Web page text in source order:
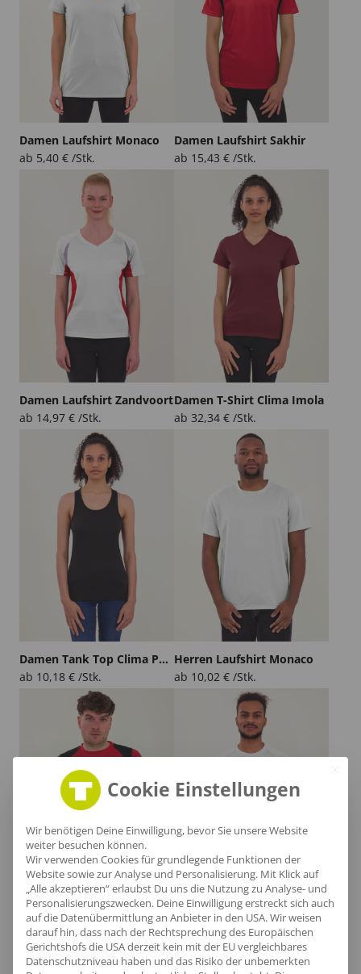
Damen Laufshirt Monaco
ab 5,40 € /Stk.
Damen Laufshirt Sakhir
ab 15,43 € /Stk.
Damen Laufshirt Zandvoort
ab 14,97 € /Stk.
Damen T-Shirt Clima Imola
ab 32,34 € /Stk.
Damen Tank Top Clima Porto
ab 10,18 € /Stk.
Herren Laufshirt Monaco
ab 10,02 € /Stk.
Herren Laufshirt Sakhir
ab15,43€ /Stk.
Herren Laufshirt Zandvoort
ab14,97€ /Stk.
Cookie Einstellungen
Wir benötigen Deine Einwilligung, bevor Sie unsere Website
weiter besuchen können.
Wir verwenden Cookies für grundlegende Funktionen der
Website sowie zur Analyse und Personalisierung. Mit Klick auf
„Alle akzeptieren“ erlaubst Du uns die Nutzung zu Analyse- und
Personalisierungszwecken. Deine Einwilligung erstreckt sich auch
auf die Datenübermittlung an Anbieter in den USA. Wir weisen
darauf hin, dass nach der Rechtsprechung des Europäischen
Gerichtshofs die USA derzeit kein mit der EU vergleichbares
Datenschutzniveau haben und das Risiko der unbemerkten